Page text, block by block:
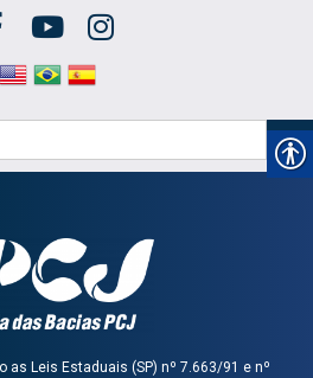
as Leis Estaduais (SP) nº 7.663/91 e nº